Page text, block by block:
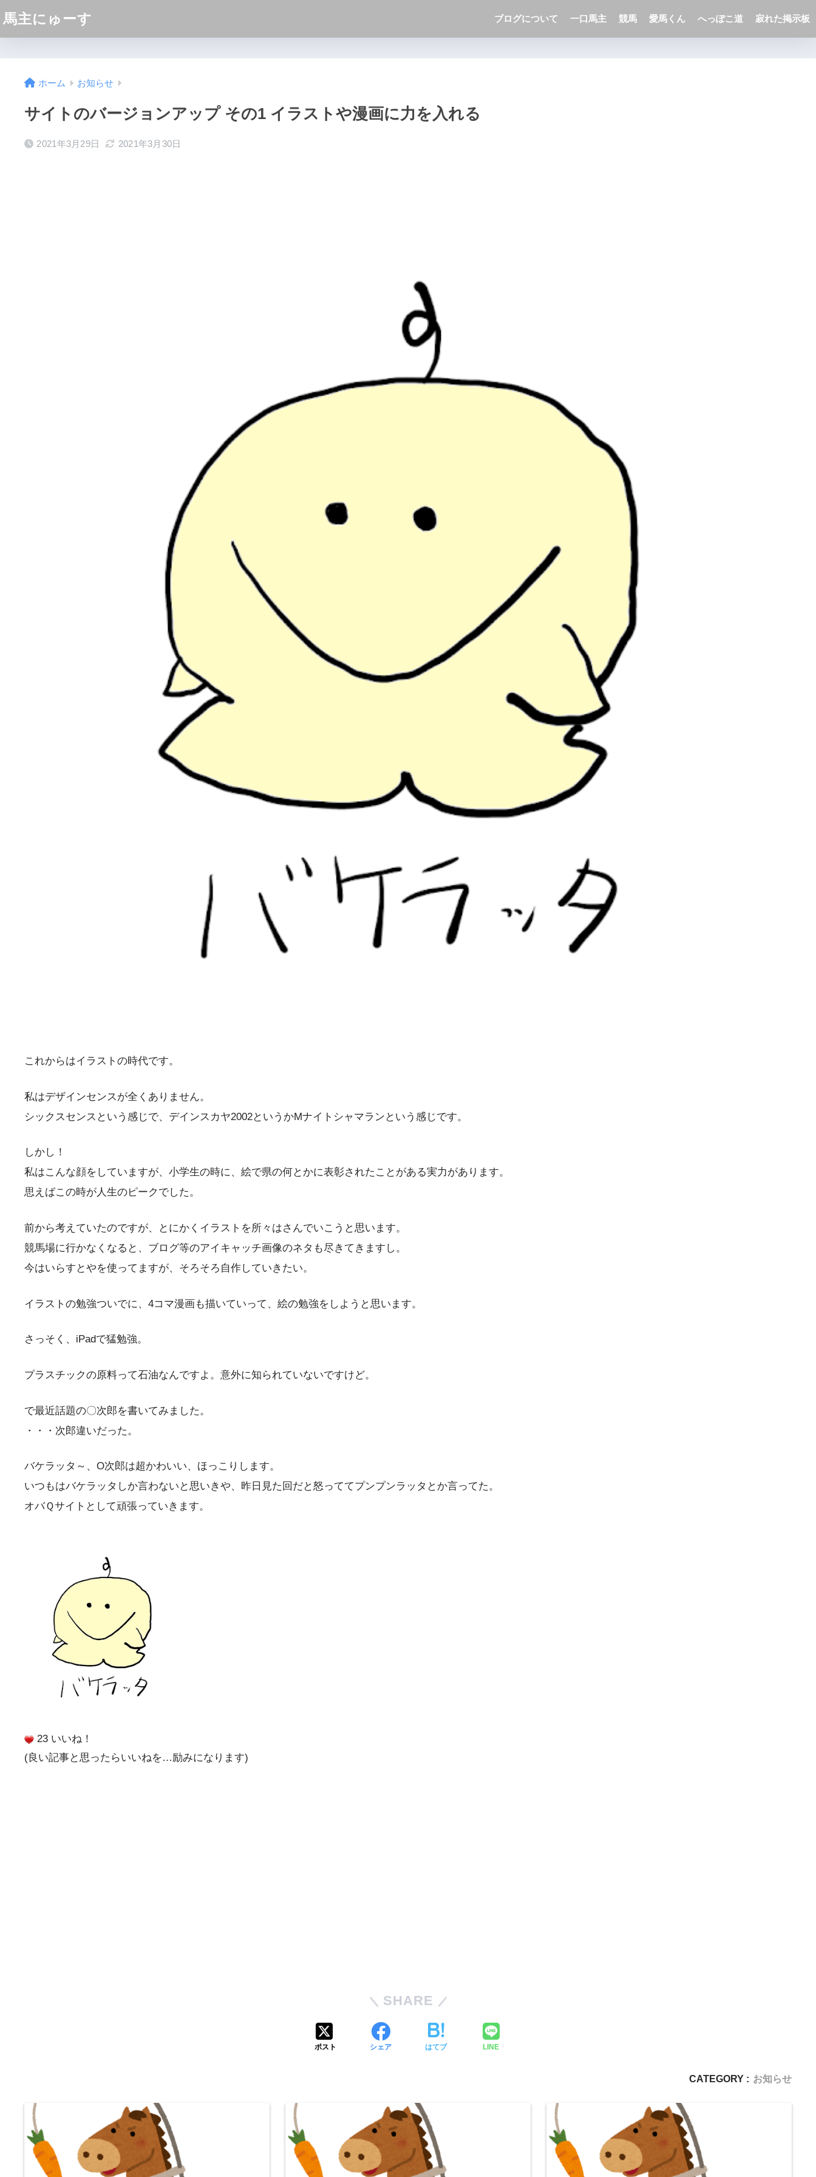
馬主にゅーす ブログについて 一口馬主 競馬 愛馬くん へっぽこ道 寂れた掲示板
ホーム お知らせ
サイトのバージョンアップ その1 イラストや漫画に力を入れる
2021年3月29日 2021年3月30日
これからはイラストの時代です。
私はデザインセンスが全くありません。
シックスセンスという感じで、デインスカヤ2002というかMナイトシャマランという感じです。
しかし！
私はこんな顔をしていますが、小学生の時に、 絵で県の何とかに表彰されたことがある実力があります。
思えばこの時が人生のピークでした。
前から考えていたのですが、とにかくイラストを所々はさんでいこうと思います。
競馬場に行かなくなると、ブログ等のアイキャッチ画像のネタも尽きてきますし。
今はいらすとやを使ってますが、そろそろ自作していきたい。
イラストの勉強ついでに、4コマ漫画も描いていって、絵の勉強をしようと思います。
さっそく、iPadで猛勉強。
プラスチックの原料って石油なんですよ。意外に知られていないですけど。
で最近話題の〇次郎を書いてみました。
・・・次郎違いだった。
バケラッタ～、O次郎は超かわいい、ほっこりします。
いつもはバケラッタしか言わないと思いきや、昨日見た回だと怒っててプンプンラッタとか言ってた。
オバＱサイトとして頑張っていきます。
23 いいね！
(良い記事と思ったらいいねを…励みになります)
SHARE
ポスト シェア はてブ LINE
CATEGORY : お知らせ